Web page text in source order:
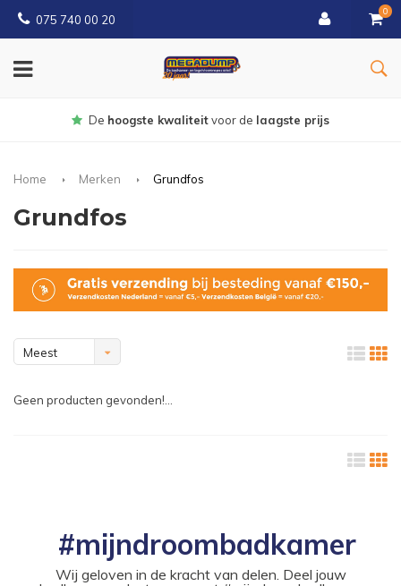
075 740 00 20
0
Gratisbezorgd vanaf € 150
Home Merken Grundfos
Grundfos
Meest
Geen producten gevonden!...
#mijndroombadkamer
Wij geloven in de kracht van delen. Deel jouw